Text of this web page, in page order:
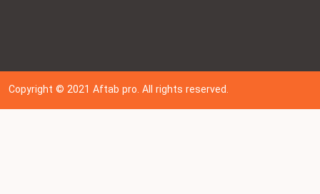
Copyright © 202 1Aftab pro. All rights reserved.